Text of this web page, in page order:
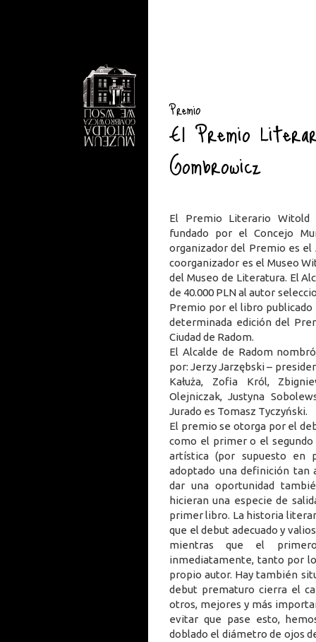
Premio
El Premio
Gombrowicz
El Premio Literario Witold
fundado por el Concejo
organizador del Premio es el
coorganizador es el Museo
del Museo de Literatura. El
de 40.000 PLN al autor
Premio por el libro
determinada edición del
Ciudad de Radom.
El Alcalde de Radom
por: Jerzy Jarzębski –
Kałuża, Zofia Król,
Olejniczak, Justyna
Jurado es Tomasz Tyczyński.
El premio se otorga por el
como el primer o el
artística (por supuesto en
adoptado una definición tan
dar una oportunidad
hicieran una especie de
primer libro. La historia
que el debut adecuado y
mientras que el
inmediatamente, tanto por
propio autor. Hay también
debut prematuro cierra el
otros, mejores y más
evitar que pase esto,
doblado el diámetro de ojos